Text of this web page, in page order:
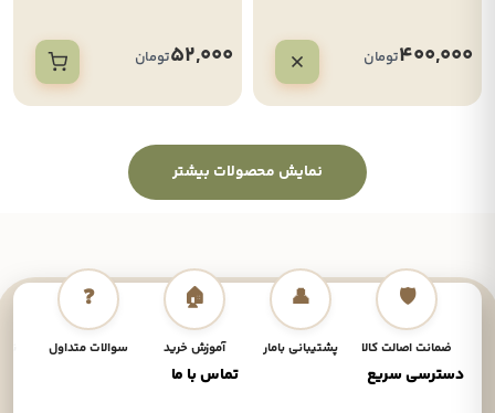
400,000تومان 52,000تومان
نمایش محصولات بیشتر
🛡️
ضمانت اصالت کالا
👤
پشتیبانی بامار
🏠
آموزش خرید
❓
سوالات متداول
دسترسی سریع تماس با ما